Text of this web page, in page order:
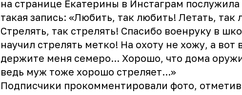
на странице Екатерины в Инстаграм послужила
такая запись: «Любить, так любить! Летать, так
Стрелять, так стрелять! Спасибо военруку в
научил стрелять метко! На охоту не хожу, а вот
держите меня семеро... Хорошо, что дома
ведь муж тоже хорошо стреляет...»
Подписчики прокомментировали фото, отметив